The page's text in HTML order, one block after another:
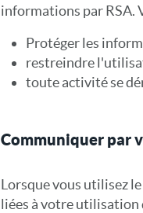
informations par RSA.
Protéger les
restreindre
toute activité se
Communiquer par
Lorsque vous utilisez
liées à votre utilisation